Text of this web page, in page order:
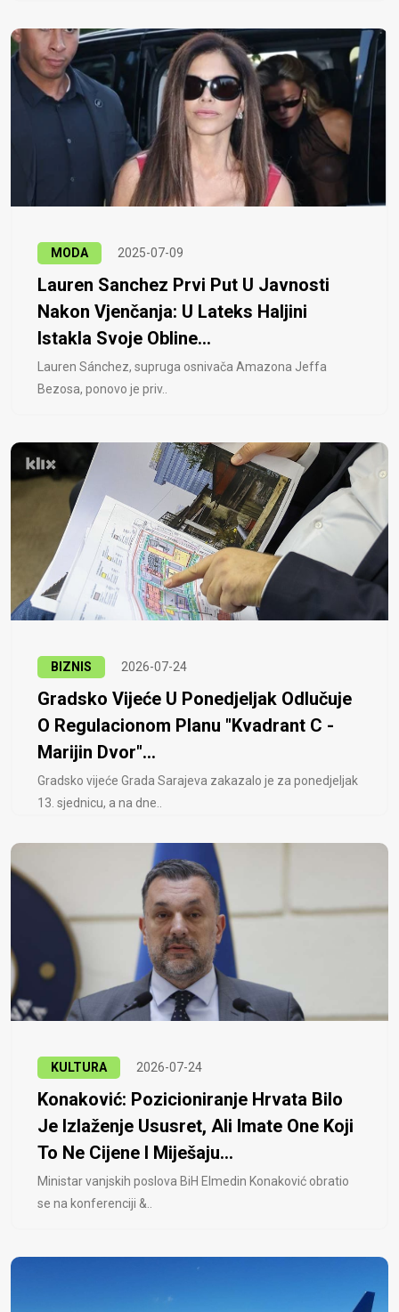
MODA 2025-07-09
Lauren Sanchez Prvi Put U Javnosti
Nakon Vjenčanja: U Lateks Haljini
Istakla Svoje Obline...
Lauren Sánchez, supruga osnivača Amazona Jeffa
Bezosa, ponovo je priv..
BIZNIS 2026-07-24
Gradsko Vijeće U Ponedjeljak Odlučuje
O Regulacionom Planu "Kvadrant C -
Marijin Dvor"...
Gradsko vijeće Grada Sarajeva zakazalo je za ponedjeljak
13. sjednicu, a na dne..
KULTURA 2026-07-24
Konaković: Pozicioniranje Hrvata Bilo
Je Izlaženje Ususret, Ali Imate One Koji
To Ne Cijene I Miješaju...
Ministar vanjskih poslova BiH Elmedin Konaković obratio
se na konferenciji &..